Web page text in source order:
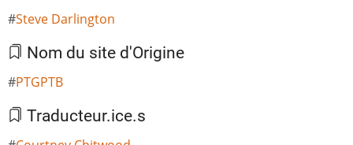
Steve Darlington
Nom du site d'Origine
PTGPTB
Traducteur.ice.s